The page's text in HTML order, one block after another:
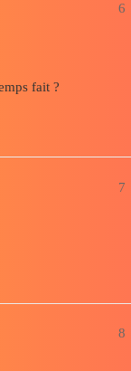
6
fait ?
7
8